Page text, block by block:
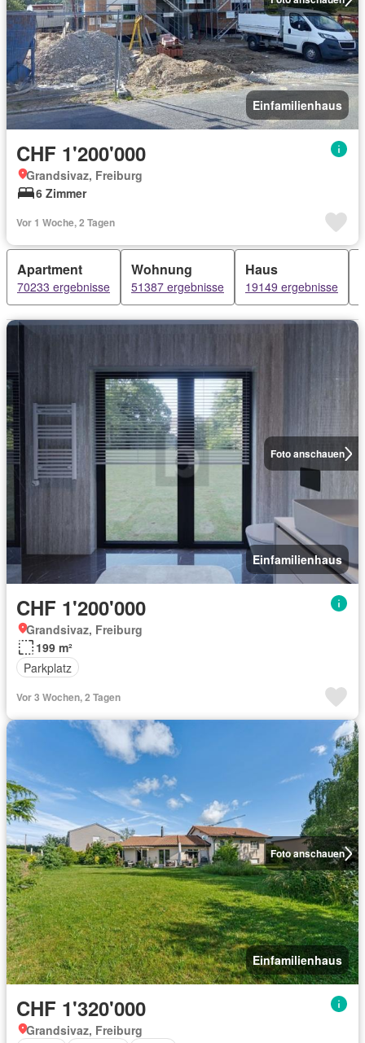
Einfamilienhaus
CHF 1'200'000
Grandsivaz, Freiburg
6 Zimmer
Vor 1 Woche, 2 Tagen
Apartment
70233 ergebnisse
Wohnung
51387 ergebnisse
Haus
19149 ergebnisse
Foto anschauen
Einfamilienhaus
CHF 1'200'000
Grandsivaz, Freiburg
199 m²
Parkplatz
Vor 3 Wochen, 2 Tagen
Foto anschauen
Einfamilienhaus
CHF 1'320'000
Grandsivaz, Freiburg